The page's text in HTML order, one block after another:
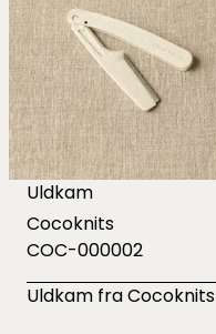
Uldkam
Cocoknits
COC-000002
Uldkam fra Cocoknits